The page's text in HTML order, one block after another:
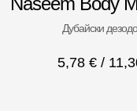
Дубайски
5,78€ /